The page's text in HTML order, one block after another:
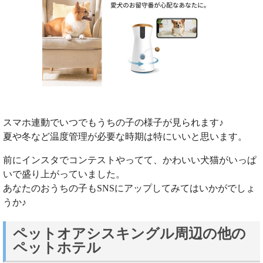
スマホ連動でいつでもうちの子の様子が見られます♪
夏や冬など温度管理が必要な時期は特にいいと思います。
前にインスタでコンテストやってて、かわいい犬猫がいっぱ
いで盛り上がっていました。
あなたのおうちの子もSNSにアップしてみてはいかがでしょ
うか♪
ペットオアシスキングル周辺の他の
ペットホテル